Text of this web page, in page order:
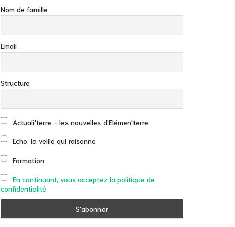
Nom de famille
Email
Structure
Actuali'terre - les nouvelles d'Elémen'terre
Echo, la veille qui raisonne
Formation
En continuant, vous acceptez la politique de
confidentialité